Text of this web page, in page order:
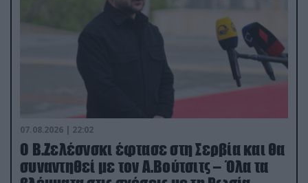
07.08.2026 | 22:02
Ο Β.Ζελέσνσκι έφτασε στη Σερβία και θα
συναντηθεί με τον Α.Βούτσιτς – Όλα τα